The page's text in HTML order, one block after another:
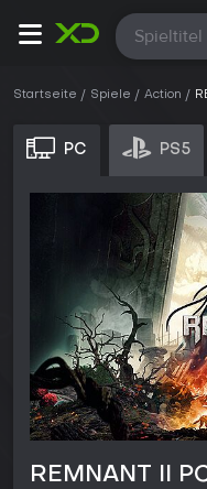
Alle
Startseite Spiele Action
PC PS5
REMNANT II